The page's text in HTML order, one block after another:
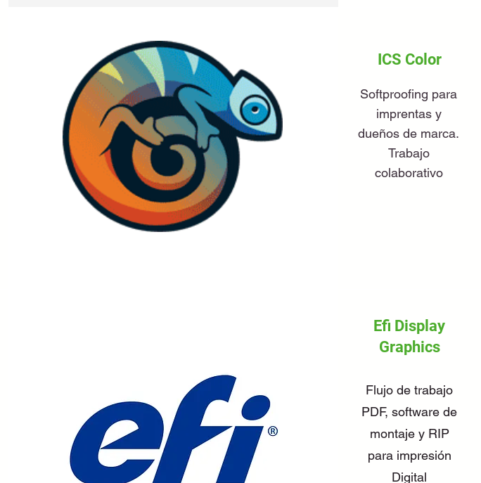
ICS Color
Softproofing para
imprentas y
dueños de marca.
Trabajo
colaborativo
Efi Display
Graphics
Flujo de trabajo
PDF, software de
montaje y RIP
para impresión
Digital